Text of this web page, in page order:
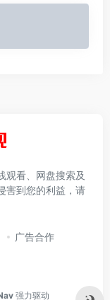
观看、网盘搜索及
害到您的利益，请
广告合作
强力驱动